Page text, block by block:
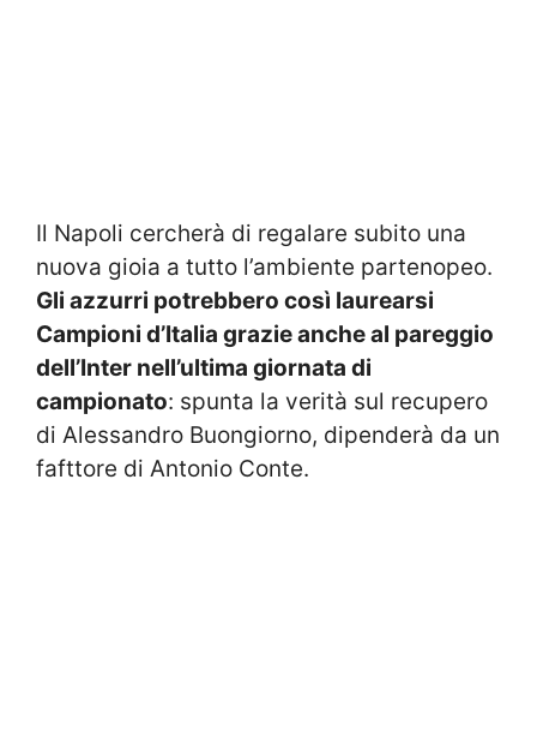
Il Napoli cercherà di regalare subito una
nuova gioia a tutto l’ambiente partenopeo.
Gli azzurri potrebbero così laurearsi
Campioni d’Italia grazie anche al pareggio
dell’Inter nell’ultima giornata di
campionato: spunta la verità sul recupero
di Alessandro Buongiorno, dipenderà da un
fafttore di Antonio Conte.